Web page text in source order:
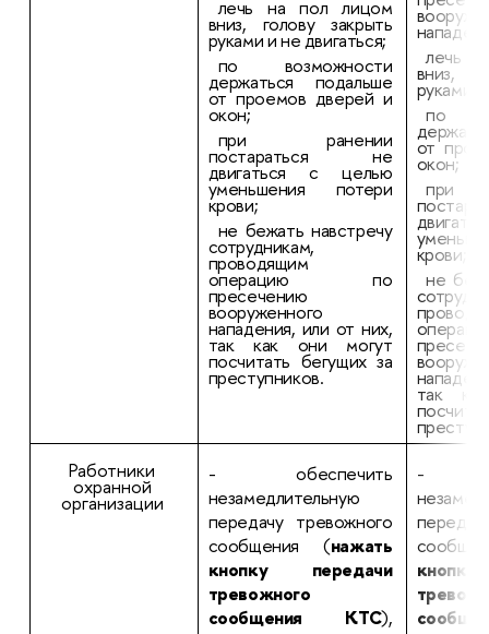
лечь на пол лицом
вниз, голову закрыть
руками и не двигаться;
по возможности
держаться подальше
от проемов дверей и
окон;
при ранении
постараться не
двигаться с целью
уменьшения потери
крови;
не бежать навстречу
сотрудникам,
проводящим
операцию по
пресечению
вооруженного
нападения, или от них,
так как они могут
посчитать бегущих за
преступников.
лечь
вниз,
руками
по
от
окон;
при
крови;
не
так
Работники
охранной
организации
- обеспечить
незамедлительную
передачу тревожного
сообщения (нажать
кнопку передачи
тревожного
сообщения КТС),
-